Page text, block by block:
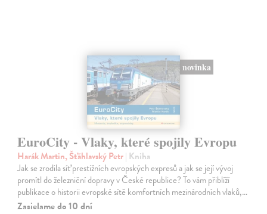
novinka
EuroCity - Vlaky, které spojily Evropu
Harák Martin, Šťáhlavský Petr| Kniha
Jak se zrodila síť prestižních evropských expresů a jak se její vývoj
promítl do železniční dopravy v České republice? To vám přiblíží
publikace o historii evropské sítě komfortních mezinárodních vlaků,…
Zasielame do 10 dní